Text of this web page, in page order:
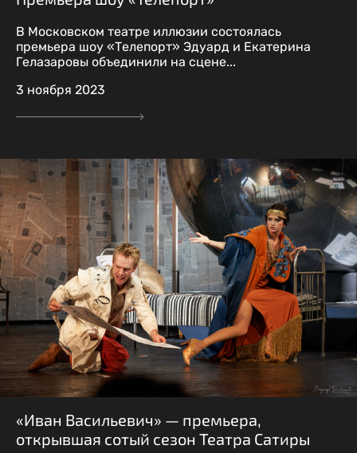
В Московском театре иллюзии состоялась
премьера шоу «Телепорт» Эдуард и Екатерина
Гелазаровы объединили на сцене...
3 ноября 2023
«Иван Васильевич» — премьера,
открывшая сотый сезон Театра Сатиры